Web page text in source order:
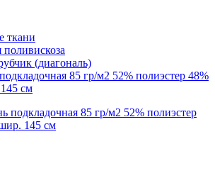
ткани
(диагональ)
85 гр/м2 52% полиэстер 48%
см